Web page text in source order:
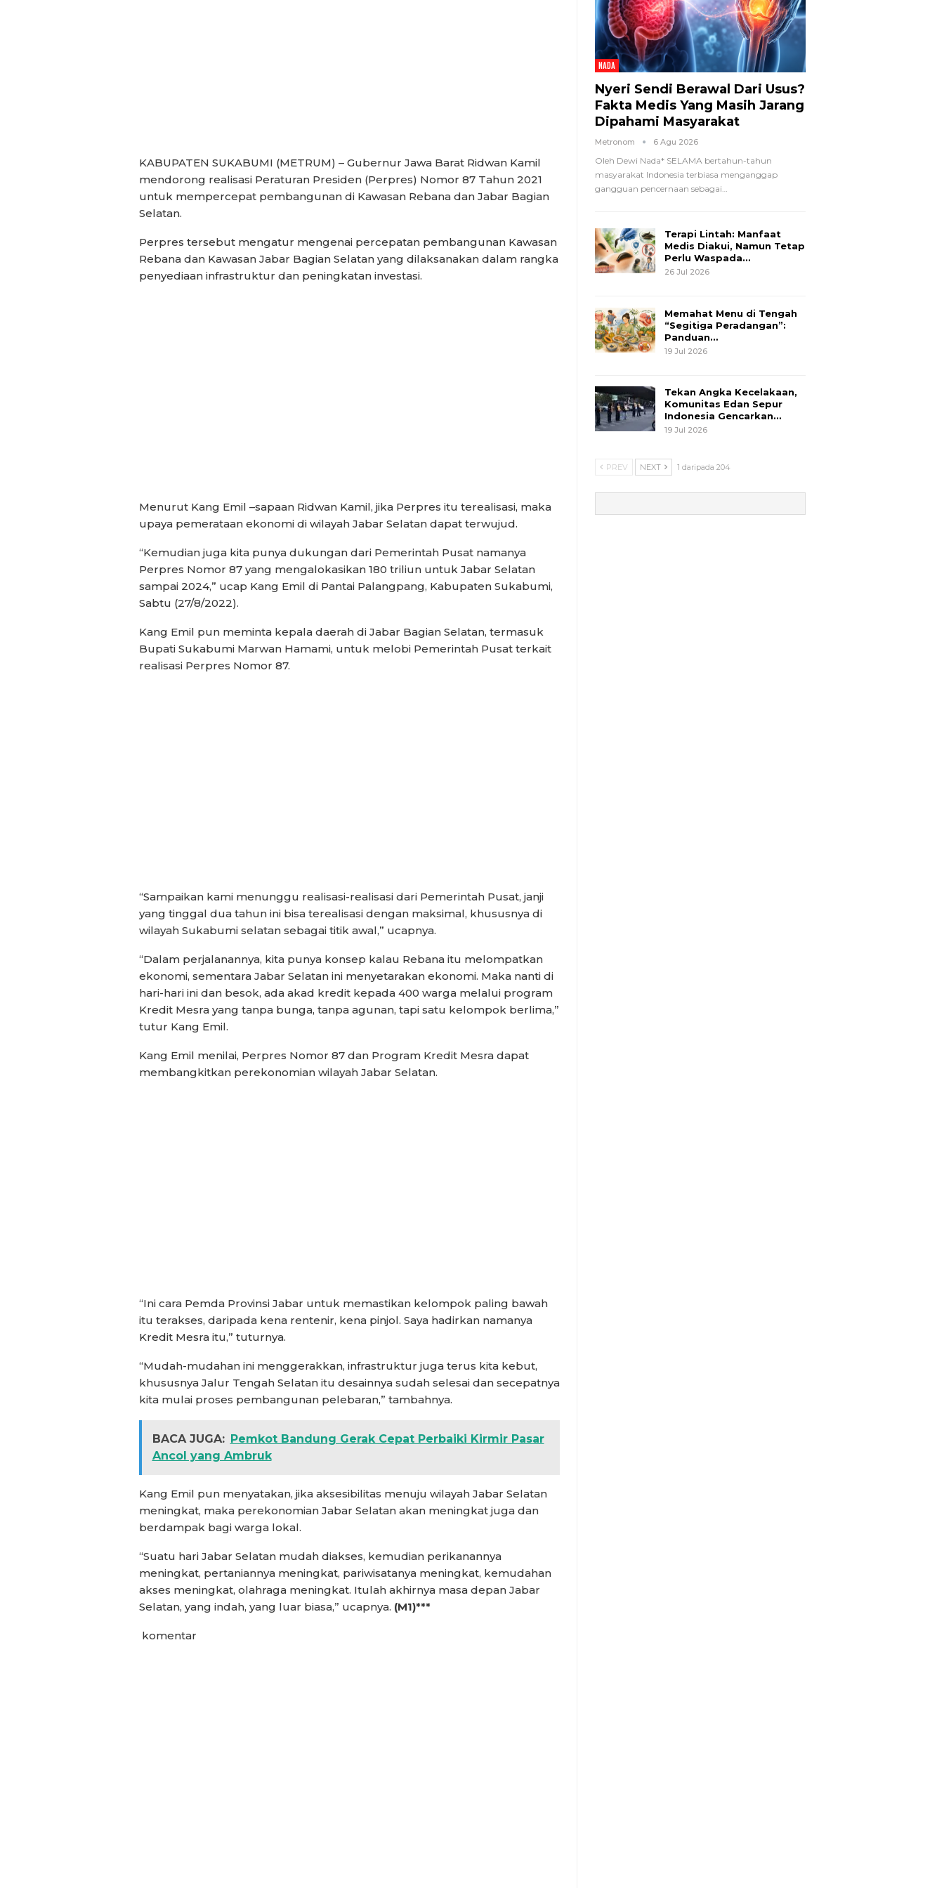
KABUPATEN SUKABUMI (METRUM) – Gubernur Jawa Barat Ridwan Kamil
mendorong realisasi Peraturan Presiden (Perpres) Nomor 87 Tahun 2021
untuk mempercepat pembangunan di Kawasan Rebana dan Jabar Bagian
Selatan.
Perpres tersebut mengatur mengenai percepatan pembangunan Kawasan
Rebana dan Kawasan Jabar Bagian Selatan yang dilaksanakan dalam rangka
penyediaan infrastruktur dan peningkatan investasi.
Menurut Kang Emil –sapaan Ridwan Kamil, jika Perpres itu terealisasi, maka
upaya pemerataan ekonomi di wilayah Jabar Selatan dapat terwujud.
“Kemudian juga kita punya dukungan dari Pemerintah Pusat namanya
Perpres Nomor 87 yang mengalokasikan 180 triliun untuk Jabar Selatan
sampai 2024,” ucap Kang Emil di Pantai Palangpang, Kabupaten Sukabumi,
Sabtu (27/8/2022).
Kang Emil pun meminta kepala daerah di Jabar Bagian Selatan, termasuk
Bupati Sukabumi Marwan Hamami, untuk melobi Pemerintah Pusat terkait
realisasi Perpres Nomor 87.
“Sampaikan kami menunggu realisasi-realisasi dari Pemerintah Pusat, janji
yang tinggal dua tahun ini bisa terealisasi dengan maksimal, khususnya di
wilayah Sukabumi selatan sebagai titik awal,” ucapnya.
“Dalam perjalanannya, kita punya konsep kalau Rebana itu melompatkan
ekonomi, sementara Jabar Selatan ini menyetarakan ekonomi. Maka nanti di
hari-hari ini dan besok, ada akad kredit kepada 400 warga melalui program
Kredit Mesra yang tanpa bunga, tanpa agunan, tapi satu kelompok berlima,”
tutur Kang Emil.
Kang Emil menilai, Perpres Nomor 87 dan Program Kredit Mesra dapat
membangkitkan perekonomian wilayah Jabar Selatan.
“Ini cara Pemda Provinsi Jabar untuk memastikan kelompok paling bawah
itu terakses, daripada kena rentenir, kena pinjol. Saya hadirkan namanya
Kredit Mesra itu,” tuturnya.
“Mudah-mudahan ini menggerakkan, infrastruktur juga terus kita kebut,
khususnya Jalur Tengah Selatan itu desainnya sudah selesai dan secepatnya
kita mulai proses pembangunan pelebaran,” tambahnya.
BACA JUGA: Pemkot Bandung Gerak Cepat Perbaiki Kirmir Pasar
Ancol yang Ambruk
Kang Emil pun menyatakan, jika aksesibilitas menuju wilayah Jabar Selatan
meningkat, maka perekonomian Jabar Selatan akan meningkat juga dan
berdampak bagi warga lokal.
“Suatu hari Jabar Selatan mudah diakses, kemudian perikanannya
meningkat, pertaniannya meningkat, pariwisatanya meningkat, kemudahan
akses meningkat, olahraga meningkat. Itulah akhirnya masa depan Jabar
Selatan, yang indah, yang luar biasa,” ucapnya. (M1)***
komentar
NADA
Nyeri Sendi Berawal Dari Usus?
Fakta Medis Yang Masih Jarang
Dipahami Masyarakat
Metronom 6 Agu 2026
Oleh Dewi Nada* SELAMA bertahun-tahun
masyarakat Indonesia terbiasa menganggap
gangguan pencernaan sebagai…
Terapi Lintah: Manfaat
Medis Diakui, Namun Tetap
Perlu Waspada…
26 Jul 2026
Memahat Menu di Tengah
“Segitiga Peradangan”:
Panduan…
19 Jul 2026
Tekan Angka Kecelakaan,
Komunitas Edan Sepur
Indonesia Gencarkan…
19 Jul 2026
PREV NEXT 1 daripada 204